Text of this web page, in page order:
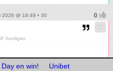
2026 @ 18:49 • 30
hooligan
en win! Unibet